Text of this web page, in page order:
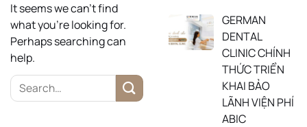
It seems we can’t find
what you’re looking for.
Perhaps searching can
help.
GERMAN
DENTAL
CLINIC CHÍNH
THỨC TRIỂN
KHAI BẢO
LÃNH VIỆN PHÍ
ABIC